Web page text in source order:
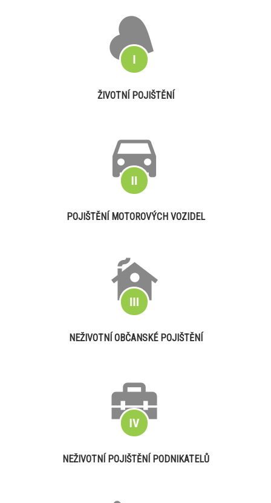
ŽIVOTNÍ POJIŠTĚNÍ
POJIŠTĚNÍ MOTOROVÝCH VOZIDEL
NEŽIVOTNÍ OBČANSKÉ POJIŠTĚNÍ
NEŽIVOTNÍ POJIŠTĚNÍ PODNIKATELŮ